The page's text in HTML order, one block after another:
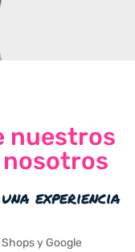
nuestros
experiencia
y Google